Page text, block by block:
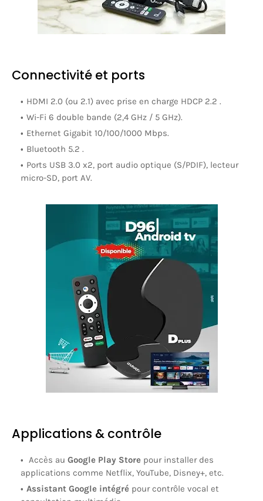
Connectivité et ports
HDMI 2.0 (ou 2.1) avec prise en charge HDCP 2.2 .
Wi-Fi 6 double bande (2,4 GHz / 5 GHz).
Ethernet Gigabit 10/100/1000 Mbps.
Bluetooth 5.2 .
Ports USB 3.0 x2, port audio optique (S/PDIF), lecteur
micro-SD, port AV.
Applications & contrôle
Accès au Google Play Store pour installer des
applications comme Netflix, YouTube, Disney+, etc.
Assistant Google intégré pour contrôle vocal et